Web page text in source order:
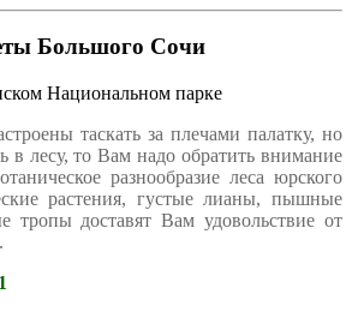
Большого Сочи
таскать за плечами палатку, но
в лесу, то Вам надо обратить внимание
разнообразие леса юрского
растения, густые лианы, пышные
тропы доставят Вам удовольствие от